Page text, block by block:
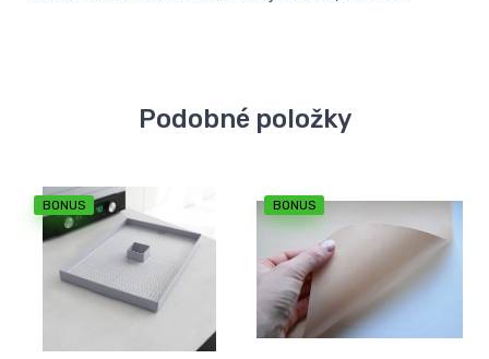
Podobné položky
BONUS BONUS